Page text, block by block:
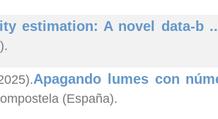
estimation: A novel data-b
Apagando lumes con
(España).